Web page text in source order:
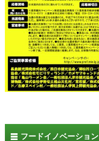
フードイノベーション